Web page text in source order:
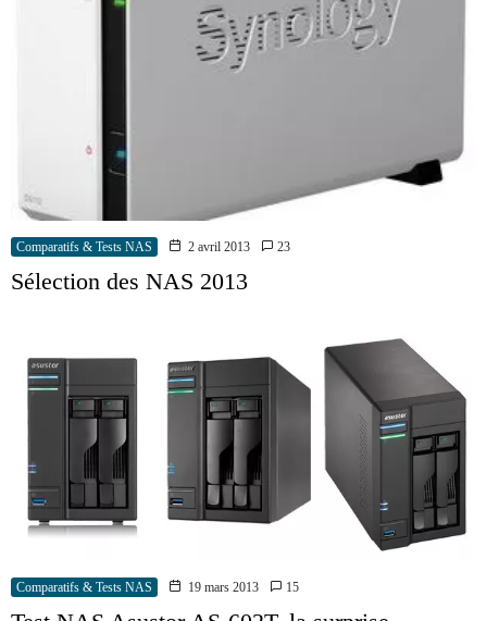
Comparatifs & Tests NAS 2 avril 2013 23
Sélection des NAS 2013
Comparatifs & Tests NAS 19 mars 2013 15